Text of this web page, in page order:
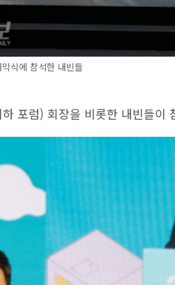
식에 참석한 내빈들
포럼) 회장을 비롯한 내빈들이